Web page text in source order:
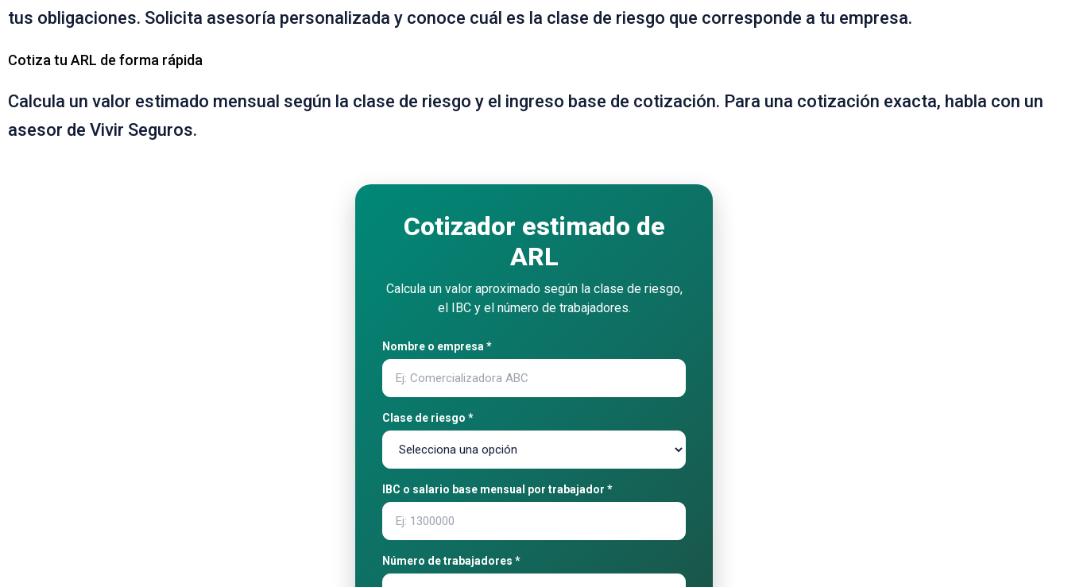
tus obligaciones. Solicita asesoría personalizada y conoce cuál es la clase de riesgo que corresponde a tu empresa.
Cotiza tu ARL de forma rápida
Calcula un valor estimado mensual según la clase de riesgo y el ingreso base de cotización. Para una cotización exacta, habla con un
asesor de Vivir Seguros.
Cotizador estimado de
ARL
Calcula un valor aproximado según la clase de riesgo,
el IBC y el número de trabajadores.
Nombre o empresa *
Clase de riesgo *
IBC o salario base mensual por trabajador *
Número de trabajadores *